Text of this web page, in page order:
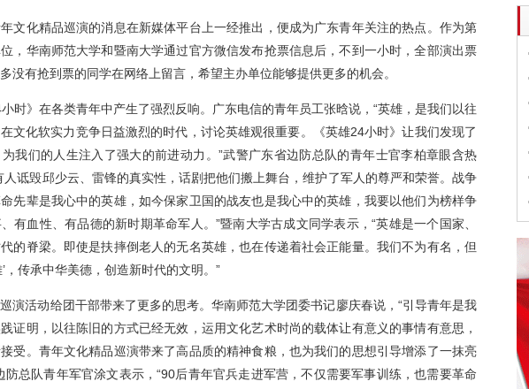
化精品巡演的消息在新媒体平台上一经推出，便成为广东青年关注的热点。作为第
，华南师范大学和暨南大学通过官方微信发布抢票信息后，不到一小时，全部演出票
没有抢到票的同学在网络上留言，希望主办单位能够提供更多的机会。
》在各类青年中产生了强烈反响。广东电信的青年员工张晗说，“英雄，是我们以往
文化软实力竞争日益激烈的时代，讨论英雄观很重要。《英雄24小时》让我们发现了
我们的人生注入了强大的前进动力。”武警广东省边防总队的青年士官李柏章眼含热
人诋毁邱少云、雷锋的真实性，话剧把他们搬上舞台，维护了军人的尊严和荣誉。战争
先辈是我心中的英雄，如今保家卫国的战友也是我心中的英雄，我要以他们为榜样争
有血性、有品德的新时期革命军人。”暨南大学古成文同学表示，“英雄是一个国家、
的脊梁。即使是扶摔倒老人的无名英雄，也在传递着社会正能量。我们不为有名，但
，传承中华美德，创造新时代的文明。”
活动给团干部带来了更多的思考。华南师范大学团委书记廖庆春说，“引导青年是我
证明，以往陈旧的方式已经无效，运用文化艺术时尚的载体让有意义的事情有意思，
受。青年文化精品巡演带来了高品质的精神食粮，也为我们的思想引导增添了一抹亮
防总队青年军官涂文表示，“90后青年官兵走进军营，不仅需要军事训练，也需要革命